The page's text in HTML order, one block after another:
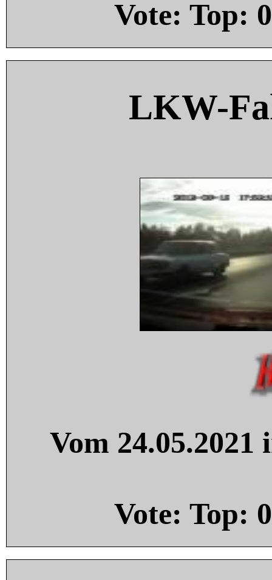
Vote: Top: 0
LKW-
Vom
Vote: Top: 0